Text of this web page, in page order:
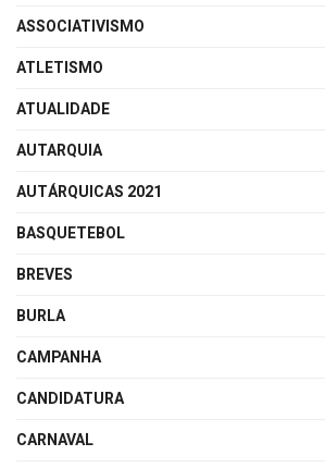
ASSOCIATIVISMO
ATLETISMO
ATUALIDADE
AUTARQUIA
AUTÁRQUICAS 2021
BASQUETEBOL
BREVES
BURLA
CAMPANHA
CANDIDATURA
CARNAVAL